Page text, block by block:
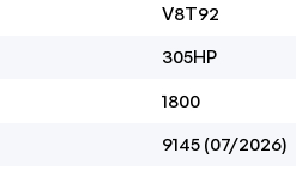
V8T92
305HP
1800
9145 (07/2026)